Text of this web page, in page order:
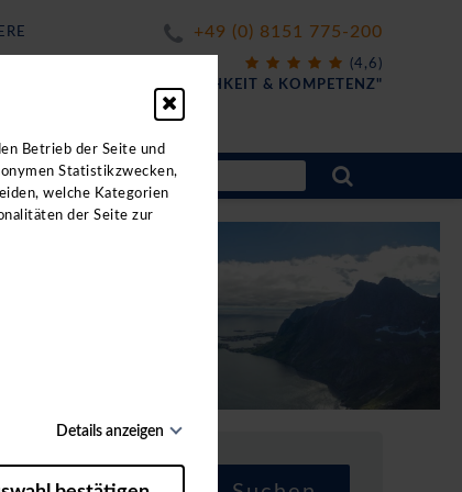
+49 (0) 8151 775-200
(4,6)
"FREUNDLICHKEIT & KOMPETENZ"
X
Betrieb der Seite und
Statistikzwecken,
welche Kategorien
der Seite zur
Details anzeigen